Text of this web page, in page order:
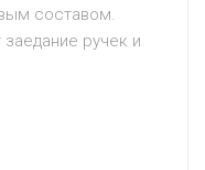
составом.
ручек и